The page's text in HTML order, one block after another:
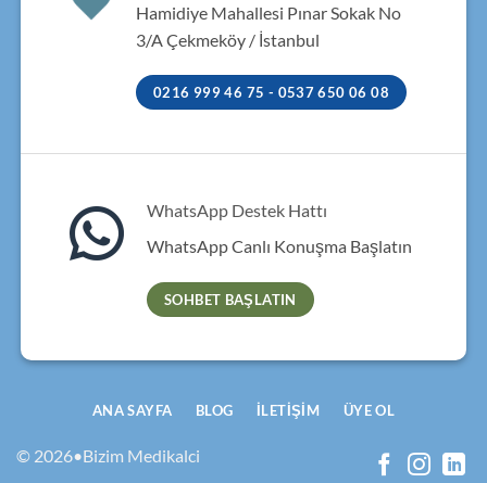
Hamidiye Mahallesi Pınar Sokak No
3/A Çekmeköy / İstanbul
0216 999 46 75 - 0537 650 06 08
WhatsApp Destek Hattı
WhatsApp Canlı Konuşma Başlatın
SOHBET BAŞLATIN
© 2026•Bizim Medikalci
ANA SAYFA BLOG İLETIŞIM ÜYE OL